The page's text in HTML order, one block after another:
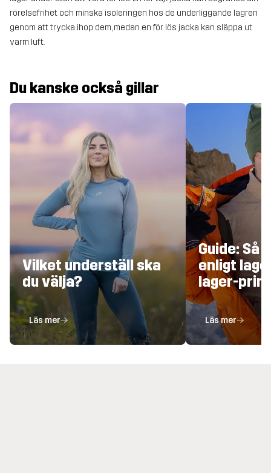
rörelsefrihet och minska isoleringen hos de underliggande lagren
genom att trycka ihop dem, medan en för lös jacka kan släppa ut
varm luft.
Du kanske också gillar
Vilket underställ ska
du välja?
Läs mer
Guide: Så
enligt
lager-
Läs mer